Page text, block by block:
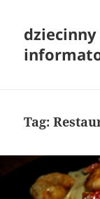
Tag: